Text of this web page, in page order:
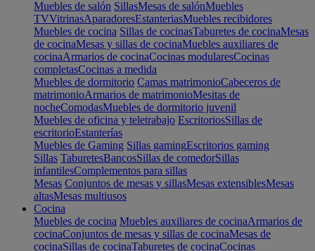
Muebles de salón SillasMesas de salónMuebles
TVVitrinasAparadoresEstanteriasMuebles recibidores
Muebles de cocina Sillas de cocinasTaburetes de cocinaMesas
de cocinaMesas y sillas de cocinaMuebles auxiliares de
cocinaArmarios de cocinaCocinas modularesCocinas
completasCocinas a medida
Muebles de dormitorio Camas matrimonioCabeceros de
matrimonioArmarios de matrimonioMesitas de
nocheComodasMuebles de dormitorio juvenil
Muebles de oficina y teletrabajo EscritoriosSillas de
escritorioEstanterías
Muebles de Gaming Sillas gamingEscritorios gaming
Sillas TaburetesBancosSillas de comedorSillas
infantilesComplementos para sillas
Mesas Conjuntos de mesas y sillasMesas extensiblesMesas
altasMesas multiusos
Cocina
Muebles de cocina Muebles auxiliares de cocinaArmarios de
cocinaConjuntos de mesas y sillas de cocinaMesas de
cocinaSillas de cocinaTaburetes de cocinaCocinas